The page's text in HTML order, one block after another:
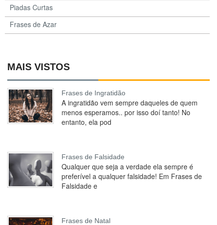
Piadas Curtas
Frases de Azar
MAIS VISTOS
Frases de Ingratidão
A ingratidão vem sempre daqueles de quem
menos esperamos.. por isso doí tanto! No
entanto, ela pod
Frases de Falsidade
Qualquer que seja a verdade ela sempre é
preferível a qualquer falsidade! Em Frases de
Falsidade e
Frases de Natal